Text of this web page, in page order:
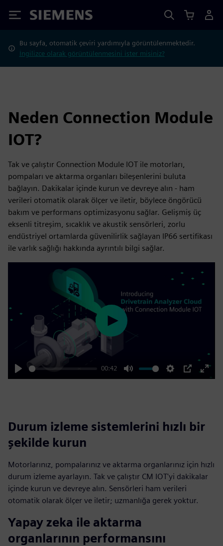
Siemens
Bu sayfa, otomatik çeviri yardımıyla görüntülenmektedir.
İngilizce olarak görüntülenmesini ister misiniz?
Neden Connection Module
IOT?
Tak ve çalıştır Connection Module IOT ile motorları,
pompaları ve aktarma organları bileşenlerini buluta
bağlayın. Dakikalar içinde kurun ve devreye alın - ham
verileri otomatik olarak ölçer ve iletir, böylece öngörücü
bakım ve performans optimizasyonu sağlar. Gelişmiş üç
eksenli titreşim, sıcaklık ve akustik sensörleri, zorlu
endüstriyel ortamlarda güvenilirlik sağlayan IP66 sertifikası
ile varlık sağlığı hakkında ayrıntılı bilgi sağlar.
Play
00:42
Mute Settings
PIP
Enter
Play
Durum izleme sistemlerini hızlı bir
şekilde kurun
Motorlarınız, pompalarınız ve aktarma organlarınız için hızlı
durum izleme ayarlayın. Tak ve çalıştır CM IOT'yi dakikalar
içinde kurun ve devreye alın. Sensörleri ham verileri
otomatik olarak ölçer ve iletir; uzmanlığa gerek yoktur.
Yapay zeka ile aktarma
organlarının performansını